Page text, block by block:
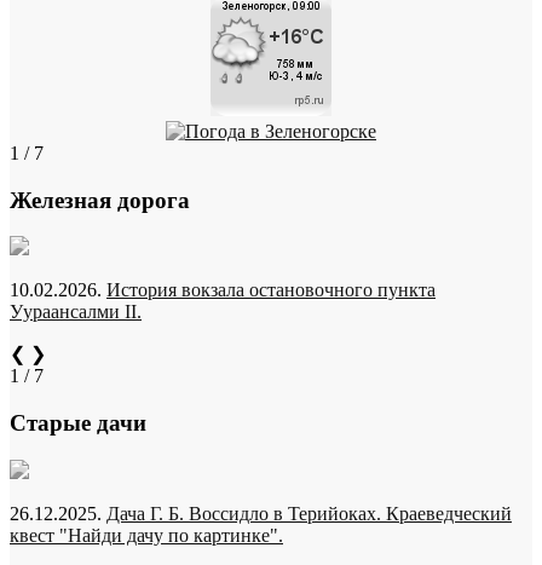
1 / 7
Железная дорога
10.02.2026. История вокзала остановочного пункта
Уураансалми II.
❮ ❯
1 / 7
Старые дачи
26.12.2025. Дача Г. Б. Воссидло в Терийоках. Краеведческий
квест "Найди дачу по картинке".